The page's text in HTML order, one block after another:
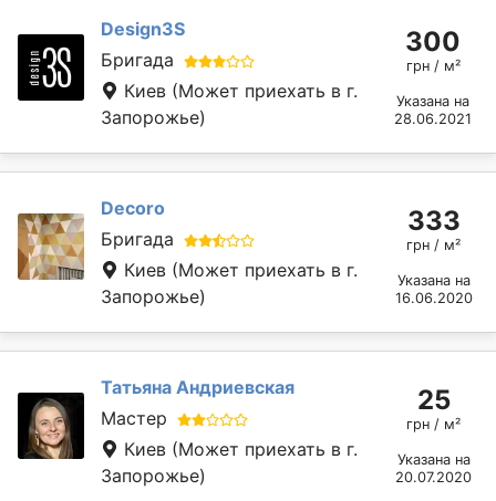
Design3S
Бригада
Киев (Может приехать в г.
Запорожье)
300
грн / м²
Указана на
28.06.2021
Decoro
Бригада
Киев (Может приехать в г.
Запорожье)
333
грн / м²
Указана на
16.06.2020
Татьяна Андриевская
Мастер
Киев (Может приехать в г.
Запорожье)
25
грн / м²
Указана на
20.07.2020